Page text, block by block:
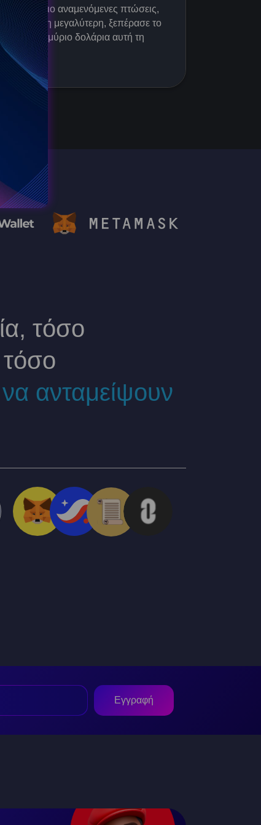
από τις πιο αναμενόμενες πτώσεις,
είναι και η μεγαλύτερη, ξεπέρασε το
δισεκατομμύριο δολάρια αυτή τη
τόσο
να ανταμείψουν
Εγγραφή